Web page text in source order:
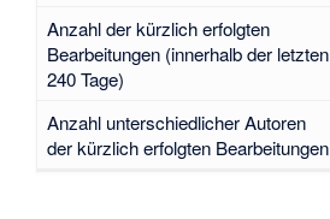
Anzahl der kürzlich erfolgten
Bearbeitungen (innerhalb der letzten
240 Tage)
Anzahl unterschiedlicher Autoren
der kürzlich erfolgten Bearbeitungen